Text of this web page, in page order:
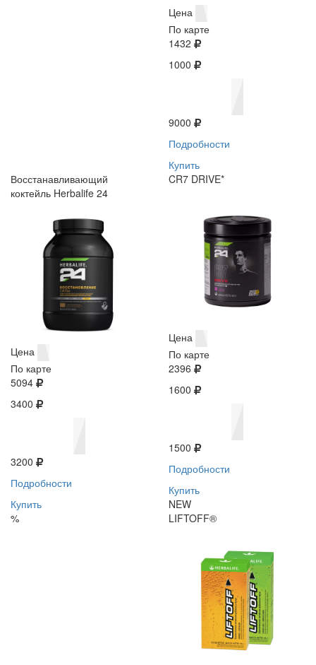
Цена
По карте
1432
1000
9000
Подробности
Купить
Восстанавливающий
коктейль Herbalife 24
Цена
По карте
5094
3400
3200
Подробности
Купить
%
CR7 DRIVE*
Цена
По карте
2396
1600
1500
Подробности
Купить
NEW
LIFTOFF®